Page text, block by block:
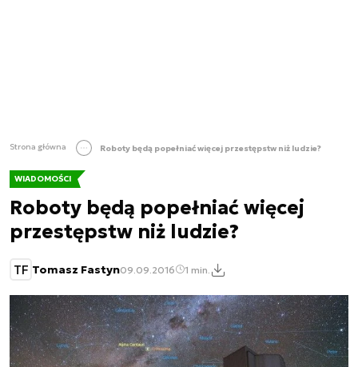
Strona główna Roboty będą popełniać więcej przestępstw niż ludzie?
WIADOMOŚCI
Roboty będą popełniać więcej
przestępstw niż ludzie?
TF Tomasz Fastyn09.09.2016 1 min.